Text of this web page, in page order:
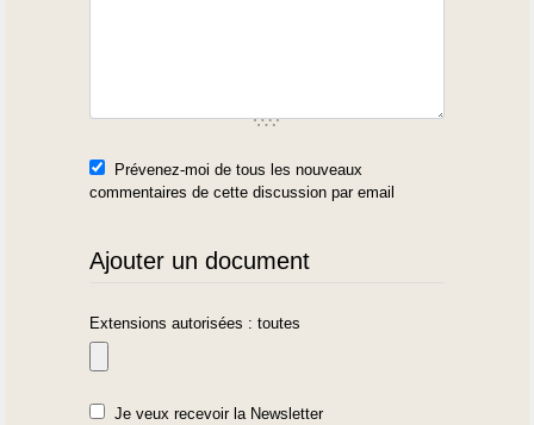
Prévenez-moi de tous les nouveaux
commentaires de cette discussion par email
Ajouter un document
Extensions autorisées : toutes
Je veux recevoir la Newsletter